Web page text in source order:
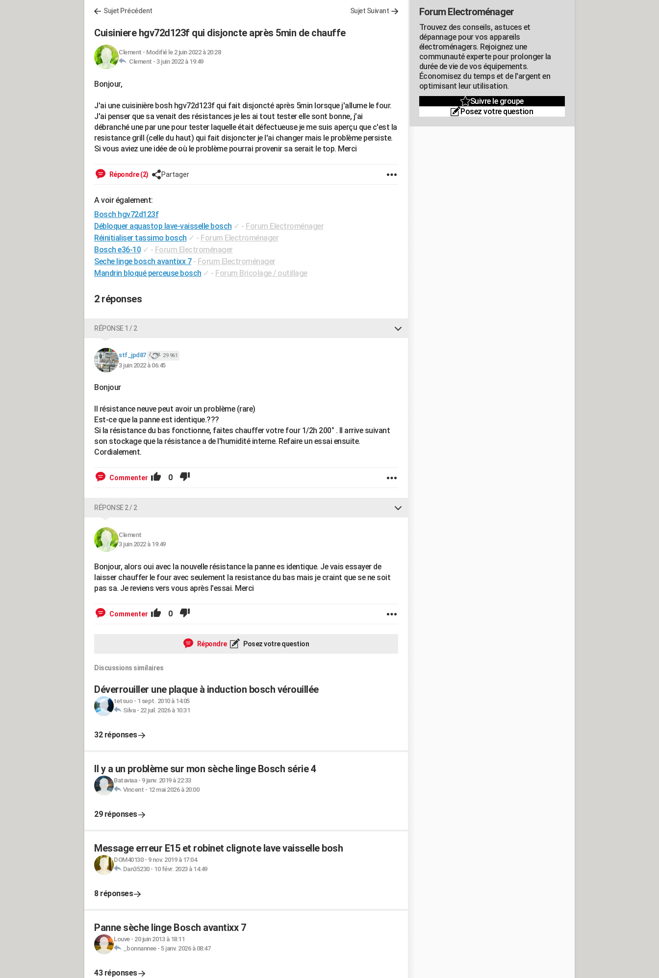
Sujet Précédent Sujet Suivant
Cuisiniere hgv72d123f qui disjoncte après 5min de chauffe
Clement - Modifié le 2 juin 2022 à 20:28
Clement - 3 juin 2022 à 19:49
Bonjour,
J'ai une cuisinière bosh hgv72d123f qui fait disjoncté après 5min lorsque j'allume le four.
J'ai penser que sa venait des résistances je les ai tout tester elle sont bonne, j'ai
débranché une par une pour tester laquelle était défectueuse je me suis aperçu que c'est la
resistance grill (celle du haut) qui fait disjoncter je l'ai changer mais le problème persiste.
Si vous aviez une idée de où le problème pourrai provenir sa serait le top. Merci
Répondre (2) Partager
A voir également:
Bosch hgv72d123f
Débloquer aquastop lave-vaisselle bosch ✓ - Forum Electroménager
Réinitialiser tassimo bosch ✓ - Forum Electroménager
Bosch e36-10 ✓ - Forum Electroménager
Seche linge bosch avantixx 7 - Forum Electroménager
Mandrin bloqué perceuse bosch ✓ - Forum Bricolage / outillage
2 réponses
RÉPONSE 1 / 2
stf_jpd87 29 961
3 juin 2022 à 06:45
Bonjour
Il résistance neuve peut avoir un problème (rare)
Est-ce que la panne est identique.???
Si la résistance du bas fonctionne, faites chauffer votre four 1/2h 200° . Il arrive suivant
son stockage que la résistance a de l'humidité interne. Refaire un essai ensuite.
Cordialement.
Commenter 0
RÉPONSE 2 / 2
Clement
3 juin 2022 à 19:49
Bonjour, alors oui avec la nouvelle résistance la panne es identique. Je vais essayer de
laisser chauffer le four avec seulement la resistance du bas mais je craint que se ne soit
pas sa. Je reviens vers vous après l'essai. Merci
Commenter 0
Répondre Posez votre question
Discussions similaires
Déverrouiller une plaque à induction bosch vérouillée
tetsuo- 1 sept. 2010 à 14:05
Silva- 22 juil. 2026 à 10:31
32 réponses
Il y a un problème sur mon sèche linge Bosch série 4
Bataviaa- 9 janv. 2019 à 22:33
Vincent - 12 mai 2026 à 20:00
29 réponses
Message erreur E15 et robinet clignote lave vaisselle bosh
DOM40130- 9 nov. 2019 à 17:04
Dan35230- 10 févr. 2023 à 14:49
8 réponses
Panne sèche linge Bosch avantixx 7
Louve- 20 juin 2013 à 18:11
_bonnannee- 5 janv. 2026 à 08:47
43 réponses
Forum Electroménager
Trouvez des conseils, astuces et
dépannage pour vos appareils
électroménagers. Rejoignez une
communauté experte pour prolonger la
durée de vie de vos équipements.
Économisez du temps et de l'argent en
optimisant leur utilisation.
Suivre le groupe
Posez votre question